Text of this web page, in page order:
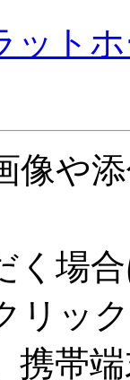
ット
像や
く場
リッ
携帯